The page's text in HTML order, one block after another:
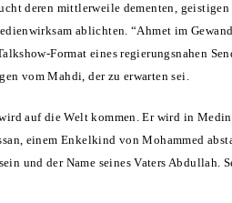
deren mittlerweile dementen,
ablichten. “Ahmet im
Format eines regierungsnahen
vom Mahdi, der zu erwarten sei.
auf die Welt kommen. Er wird in
einem Enkelkind von Mohammed
und der Name seines Vaters Abdullah.